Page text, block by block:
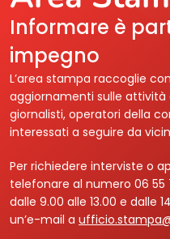
Cosa
Area Stampa
Informare è
impegno
L’area stampa raccoglie
aggiornamenti sulle attività
giornalisti, operatori della
interessati a seguire da
Per richiedere interviste o
telefonare al numero 06 55
dalle 9.00 alle 13.00 e dalle
un’e-mail a